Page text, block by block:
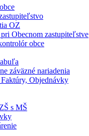
OZ
Obecnom zastupiteľstve
obce
záväzné nariadenia
Objednávky
s MŠ